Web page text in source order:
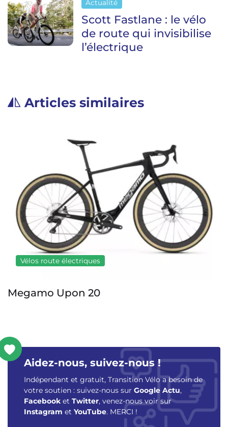
Actualité
Scott Fastlane : le vélo
de route qui invisibilise
l’électrique
Articles similaires
Vélos route électriques
Decathlon Van Rysel E-EDR
Aidez-nous, suivez-nous !
Indépendant et gratuit, Transition Vélo a besoin de
votre soutien : suivez-nous sur Google Actu,
Facebook et Twitter, venez-nous voir sur
Instagram et YouTube. MERCI !